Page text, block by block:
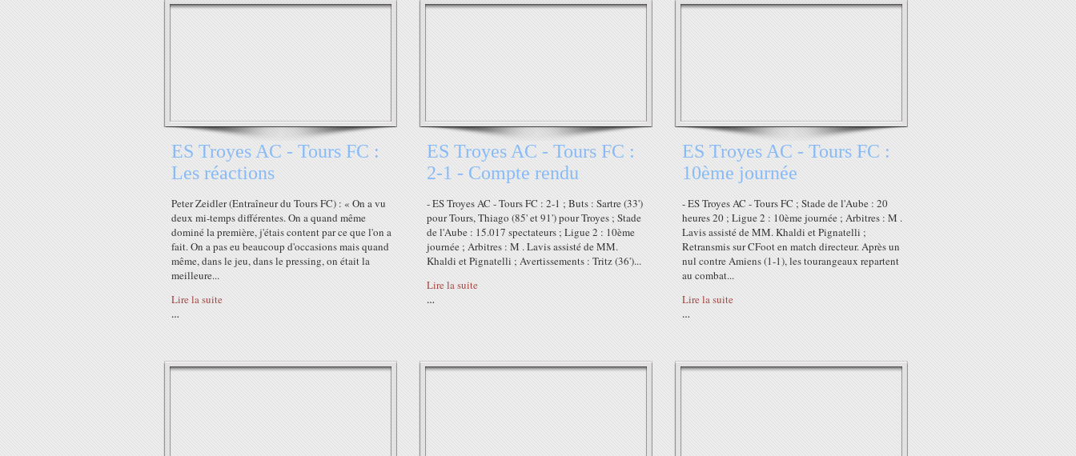
ES Troyes AC - Tours FC :
Les réactions
Peter Zeidler (Entraîneur du Tours FC) : « On a vu
deux mi-temps différentes. On a quand même
dominé la première, j'étais content par ce que l'on a
fait. On a pas eu beaucoup d'occasions mais quand
même, dans le jeu, dans le pressing, on était la
meilleure...
Lire la suite
…
ES Troyes AC - Tours FC :
2-1 - Compte rendu
- ES Troyes AC - Tours FC : 2-1 ; Buts : Sartre (33')
pour Tours, Thiago (85' et 91') pour Troyes ; Stade
de l'Aube : 15.017 spectateurs ; Ligue 2 : 10ème
journée ; Arbitres : M . Lavis assisté de MM.
Khaldi et Pignatelli ; Avertissements : Tritz (36')...
Lire la suite
…
ES Troyes AC - Tours FC :
10ème journée
- ES Troyes AC - Tours FC ; Stade de l'Aube : 20
heures 20 ; Ligue 2 : 10ème journée ; Arbitres : M .
Lavis assisté de MM. Khaldi et Pignatelli ;
Retransmis sur CFoot en match directeur. Après un
nul contre Amiens (1-1), les tourangeaux repartent
au combat...
Lire la suite
…